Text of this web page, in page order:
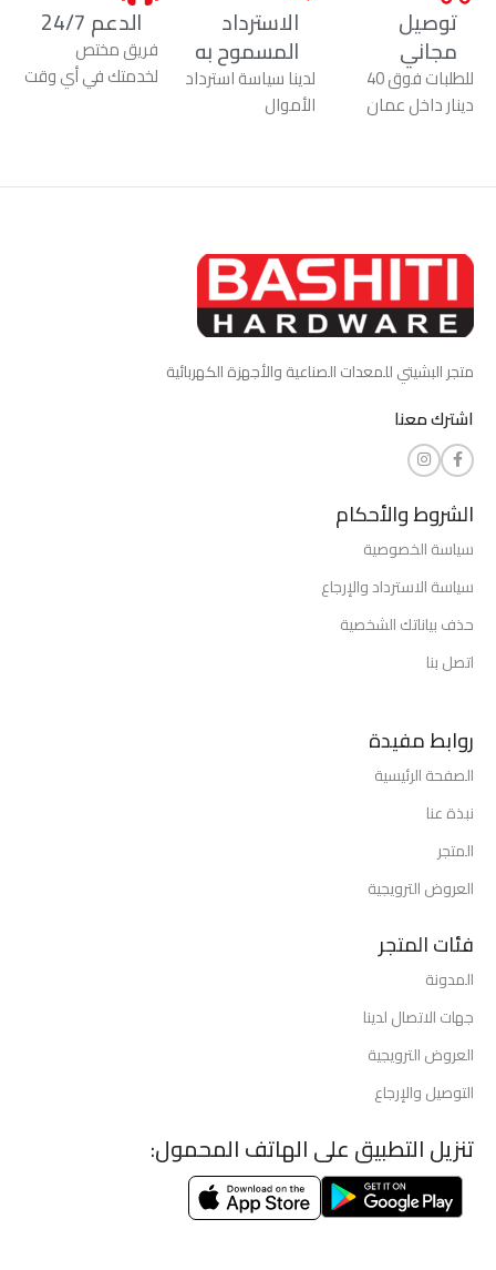
توصيل
مجاني
للطلبات فوق 40
دينار داخل عمان
الاسترداد
المسموح به
لدينا سياسة استرداد
الأموال
الدعم 24/7
فريق مختص
لخدمتك في أي وقت
متجر البشيتي للمعدات الصناعية والأجهزة الكهربائية
اشترك معنا
الشروط والأحكام
سياسة الخصوصية
سياسة الاسترداد والإرجاع
حذف بياناتك الشخصية
اتصل بنا
روابط مفيدة
الصفحة الرئيسية
نبذة عنا
المتجر
العروض الترويجية
فئات المتجر
المدونة
جهات الاتصال لدينا
العروض الترويجية
التوصيل والإرجاع
تنزيل التطبيق على الهاتف المحمول: